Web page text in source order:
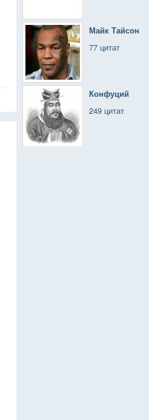
Майк Тайсон
77 цитат
Конфуций
249 цитат